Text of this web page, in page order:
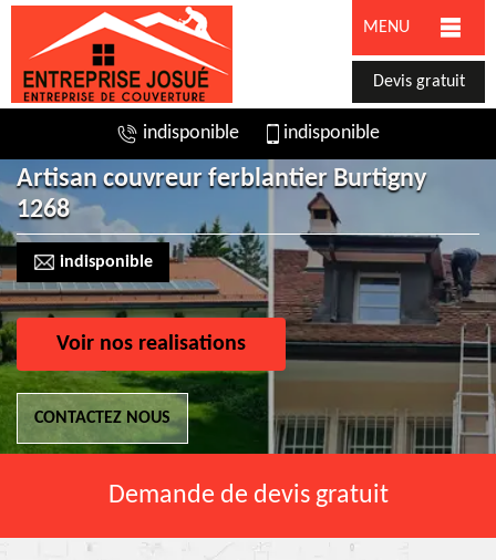
MENU
Devis gratuit
indisponible indisponible
Artisan couvreur ferblantier Burtigny
1268
indisponible
Voir nos realisations
CONTACTEZ NOUS
Demande de devis gratuit